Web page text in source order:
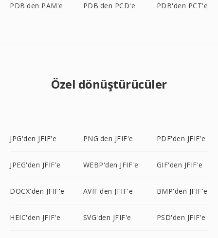
PDB'den PAM'e PDB'den PCD'e PDB'den PCT'e
Özel dönüştürücüler
JPG'den JFIF'e PNG'den JFIF'e PDF'den JFIF'e
JPEG'den JFIF'e WEBP'den JFIF'e GIF'den JFIF'e
DOCX'den JFIF'e AVIF'den JFIF'e BMP'den JFIF'e
HEIC'den JFIF'e SVG'den JFIF'e PSD'den JFIF'e